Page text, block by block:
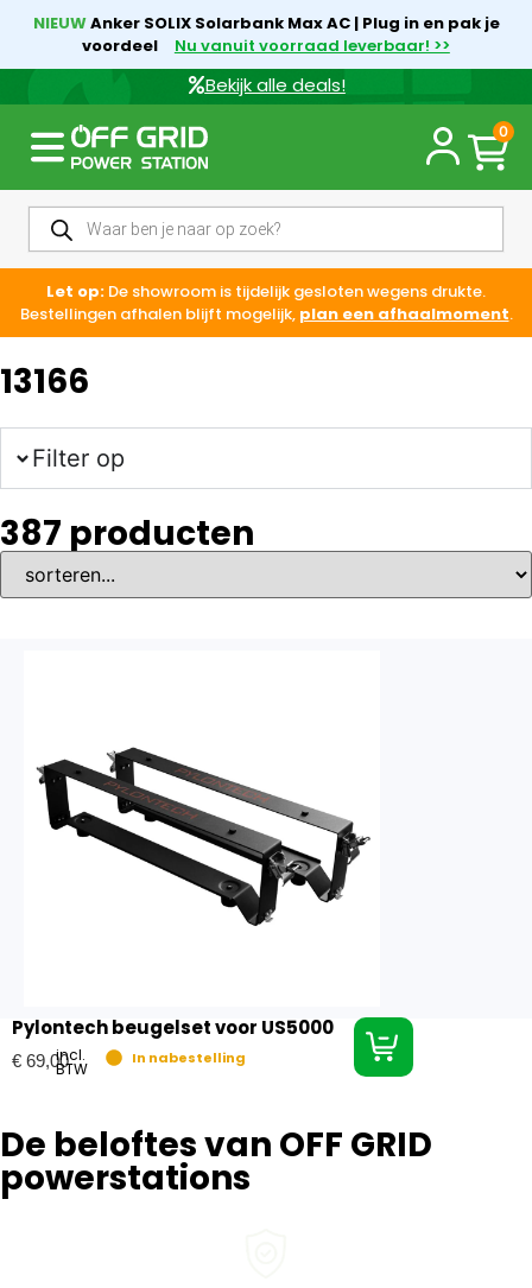
NIEUWAnker SOLIX Solarbank Max AC | Plug in en pak je
voordeel
Nu vanuit voorraad leverbaar! >>
Bekijk alle deals!
0
Let op: De showroom is tijdelijk gesloten wegens drukte.
Bestellingen afhalen blijft mogelijk, plan een afhaalmoment.
13166
Filter op
387 producten
Pylontech beugelset voor US5000
€ 69,00incl.
BTW
In nabestelling
De beloftes van OFF GRID
powerstations